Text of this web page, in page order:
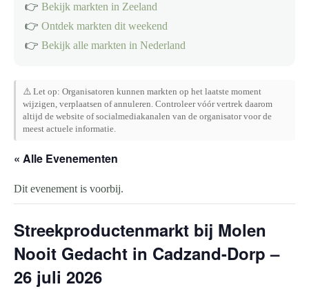
👉 Bekijk markten in Zeeland
👉 Ontdek markten dit weekend
👉 Bekijk alle markten in Nederland
⚠️ Let op: Organisatoren kunnen markten op het laatste moment
wijzigen, verplaatsen of annuleren. Controleer vóór vertrek daarom
altijd de website of socialmediakanalen van de organisator voor de
meest actuele informatie.
« Alle Evenementen
Dit evenement is voorbij.
Streekproductenmarkt bij Molen
Nooit Gedacht in Cadzand-Dorp –
26 juli 2026